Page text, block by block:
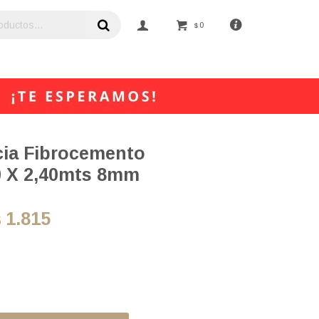
$ 0
Fibrocemento
X 2,40mts 8mm
1.815